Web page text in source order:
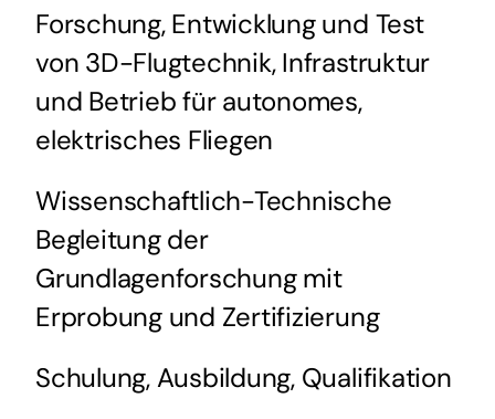
Forschung, Entwicklung und Test
von 3D-Flugtechnik, Infrastruktur
und Betrieb für autonomes,
elektrisches Fliegen
Wissenschaftlich-Technische
Begleitung der
Grundlagenforschung mit
Erprobung und Zertifizierung
Schulung, Ausbildung, Qualifikation